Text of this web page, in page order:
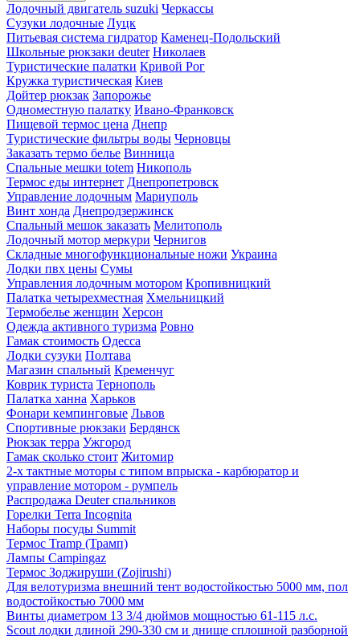
Лодочный двигатель suzuki Черкассы
Сузуки лодочные Луцк
Питьевая система гидратор Каменец-Подольский
Школьные рюкзаки deuter Николаев
Туристические палатки Кривой Рог
Кружка туристическая Киев
Дойтер рюкзак Запорожье
Одноместную палатку Ивано-Франковск
Пищевой термос цена Днепр
Туристические фильтры воды Черновцы
Заказать термо белье Винница
Спальные мешки totem Никополь
Термос еды интернет Днепропетровск
Управление лодочным Мариуполь
Винт хонда Днепродзержинск
Спальный мешок заказать Мелитополь
Лодочный мотор меркури Чернигов
Складные многофункциональные ножи Украина
Лодки пвх цены Сумы
Управления лодочным мотором Кропивницкий
Палатка четырехместная Хмельницкий
Термобелье женщин Херсон
Одежда активного туризма Ровно
Гамак стоимость Одесса
Лодки сузуки Полтава
Магазин спальный Кременчуг
Коврик туриста Тернополь
Палатка ханна Харьков
Фонари кемпинговые Львов
Спортивные рюкзаки Бердянск
Рюкзак терра Ужгород
Гамак сколько стоит Житомир
2-х тактные моторы с типом впрыска - карбюратор и
управление мотором - румпель
Распродажа Deuter спальников
Горелки Terra Incognita
Наборы посуды Summit
Термос Tramp (Трамп)
Лампы Campingaz
Термос Зоджируши (Zojirushi)
Для велотуризма внешний тент водостойкостью 5000 мм, пол
водостойкостью 7000 мм
Винты диаметром 13 3/4 дюймов мощностью 61-115 л.с.
Scout лодки длиной 290-330 см и днище сплошной разборной